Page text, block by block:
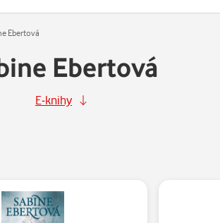
Ebertová
Ebertová
E-knihy